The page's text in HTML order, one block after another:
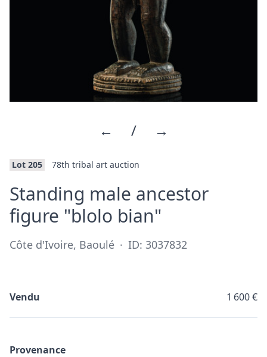
← / →
Lot 205 78th tribal art auction
Standing male ancestor
figure "blolo bian"
Côte d'Ivoire, Baoulé · ID: 3037832
Vendu 1 600 €
Provenance